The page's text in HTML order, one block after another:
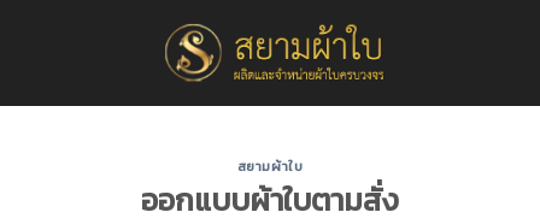
สยามผ้าใบ
ออกแบบผ้าใบตามสั่ง